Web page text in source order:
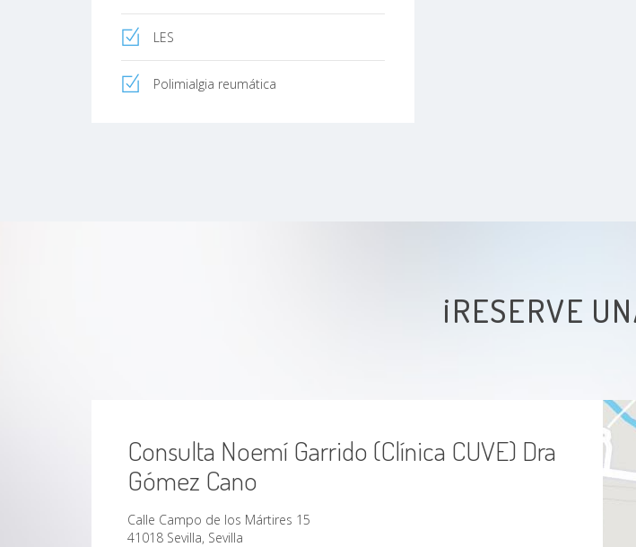
LES
Polimialgia reumática
¡RESERVE
Consulta Noemí Garrido (Clínica CUVE) Dra
Gómez Cano
Calle Campo de los Mártires 15
41018 Sevilla, Sevilla